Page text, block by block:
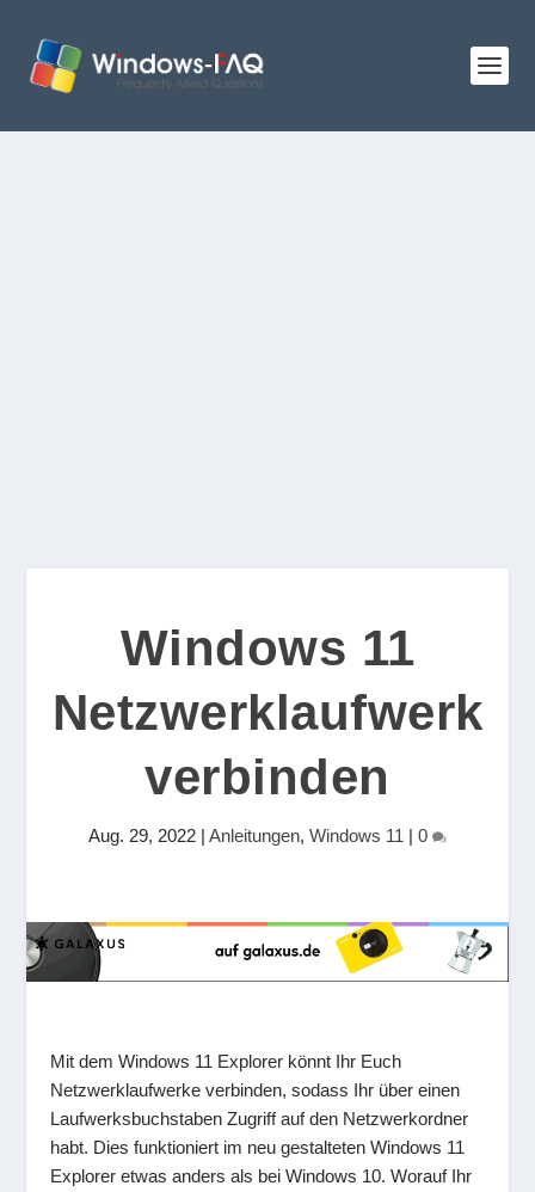
Windows 11
Netzwerklaufwerk
verbinden
Aug. 29, 2022 | Anleitungen, Windows 11 | 0
Mit dem Windows 11 Explorer könnt Ihr Euch
Netzwerklaufwerke verbinden, sodass Ihr über einen
Laufwerksbuchstaben Zugriff auf den Netzwerkordner
habt. Dies funktioniert im neu gestalteten Windows 11
Explorer etwas anders als bei Windows 10. Worauf Ihr